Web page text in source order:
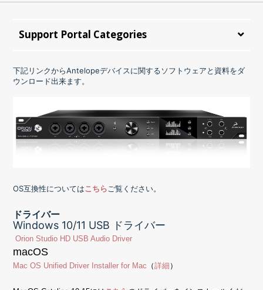
Support Portal Categories
下記リンクからAntelopeデバイスに関するソフトウェアと資料をダ
ウンロード出来ます。
OS互換性についてはこちらご覧ください。
ドライバー
Windows 10/11 USB ドライバー
Orion Studio HD USB Audio Driver
macOS
Mac OS Unified Driver Installer for Mac （詳細 ）